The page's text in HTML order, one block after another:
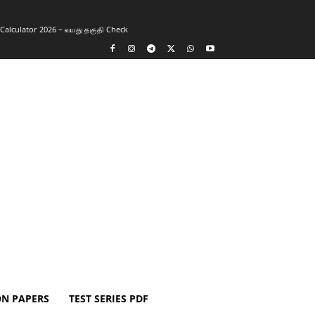
2026 – வயது தகுதி Check
PAPERS TEST SERIES PDF